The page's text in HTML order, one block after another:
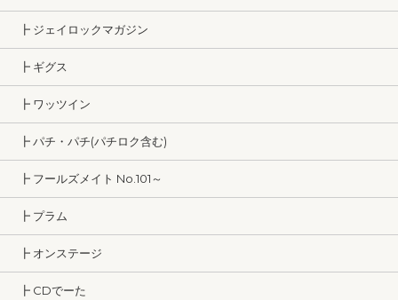
┣ ジェイロックマガジン
┣ ギグス
┣ ワッツイン
┣ パチ・パチ(パチロク含む)
┣ フールズメイト No.101～
┣ プラム
┣ オンステージ
┣ CDでーた